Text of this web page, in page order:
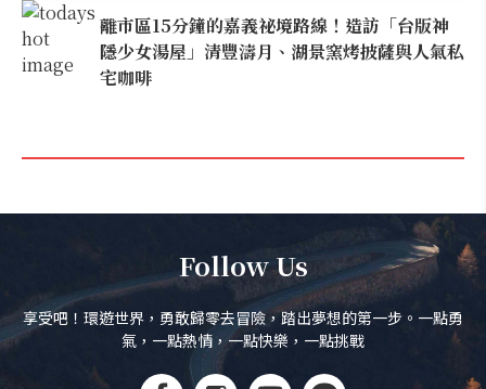
離市區15分鐘的嘉義祕境路線！造訪「台版神
隱少女湯屋」清豐濤月、湖景窯烤披薩與人氣私
宅咖啡
Follow Us
享受吧！環遊世界，勇敢歸零去冒險，踏出夢想的第一步。一點勇
氣，一點熱情，一點快樂，一點挑戰